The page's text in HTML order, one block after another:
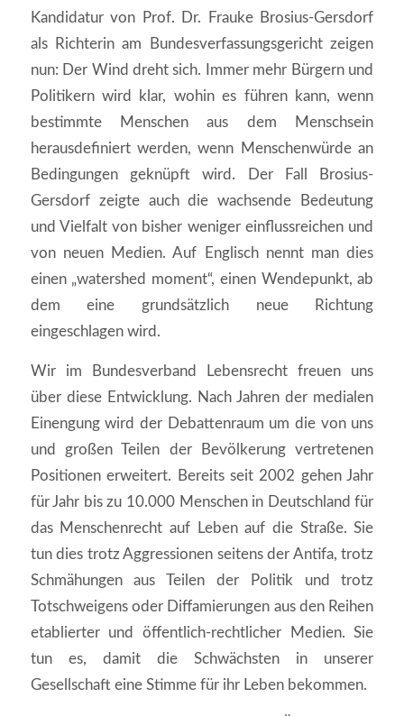
Kandidatur von Prof. Dr. Frauke Brosius-Gersdorf
als Richterin am Bundesverfassungsgericht zeigen
nun: Der Wind dreht sich. Immer mehr Bürgern und
Politikern wird klar, wohin es führen kann, wenn
bestimmte Menschen aus dem Menschsein
herausdefiniert werden, wenn Menschenwürde an
Bedingungen geknüpft wird. Der Fall Brosius-
Gersdorf zeigte auch die wachsende Bedeutung
und Vielfalt von bisher weniger einflussreichen und
von neuen Medien. Auf Englisch nennt man dies
einen „watershed moment“, einen Wendepunkt, ab
dem eine grundsätzlich neue Richtung
eingeschlagen wird.
Wir im Bundesverband Lebensrecht freuen uns
über diese Entwicklung. Nach Jahren der medialen
Einengung wird der Debattenraum um die von uns
und großen Teilen der Bevölkerung vertretenen
Positionen erweitert. Bereits seit 2002 gehen Jahr
für Jahr bis zu 10.000 Menschen in Deutschland für
das Menschenrecht auf Leben auf die Straße. Sie
tun dies trotz Aggressionen seitens der Antifa, trotz
Schmähungen aus Teilen der Politik und trotz
Totschweigens oder Diffamierungen aus den Reihen
etablierter und öffentlich-rechtlicher Medien. Sie
tun es, damit die Schwächsten in unserer
Gesellschaft eine Stimme für ihr Leben bekommen.